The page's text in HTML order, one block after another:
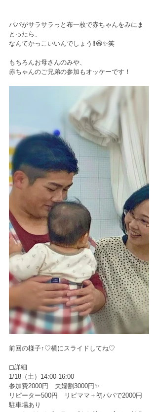
パパがサラサラっと布一枚で赤ちゃんをみにま
とったら、﻿
なんてかっこいいんでしょう‼︎😆✨笑﻿
もちろんお母さんのみや、﻿
赤ちゃんのご兄弟の参加もオッケーです！
前回の様子↑♡横にスライドしてね♡
◻︎詳細﻿
1/18（土）14:00-16:00﻿
参加費2000円　夫婦割3000円✨﻿
リピーター500円　リピママ＋初パパで2000円
駐車場あり﻿